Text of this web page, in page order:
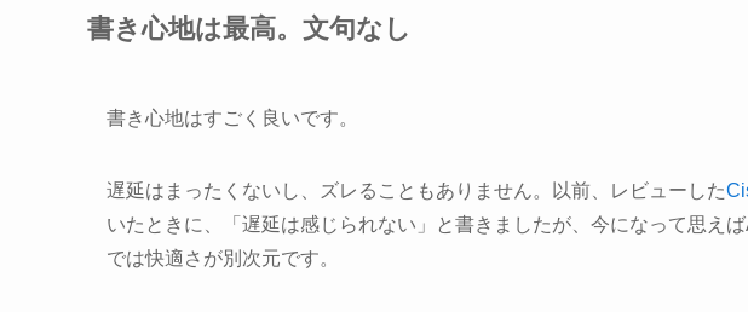
書き心地は最高。文句なし
書き心地はすごく良いです。
遅延はまったくないし、ズレることもありません。以前、レビューした
いたときに、「遅延は感じられない」と書きましたが、今になって思え
では快適さが別次元です。